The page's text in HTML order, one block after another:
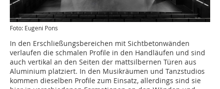
Foto: Eugeni Pons
In den Erschließungsbereichen mit Sichtbetonwänden
verlaufen die schmalen Profile in den Handläufen und sind
auch vertikal an den Seiten der mattsilbernen Türen aus
Aluminium platziert. In den Musikräumen und Tanzstudios
kommen dieselben Profile zum Einsatz, allerdings sind sie